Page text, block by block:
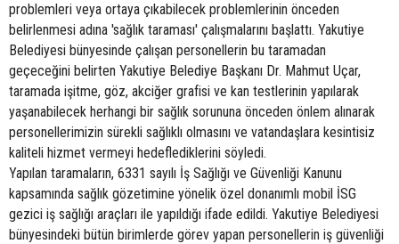
problemleri veya ortaya çıkabilecek problemlerinin önceden
belirlenmesi adına 'sağlık taraması' çalışmalarını başlattı. Yakutiye
Belediyesi bünyesinde çalışan personellerin bu taramadan
geçeceğini belirten Yakutiye Belediye Başkanı Dr. Mahmut Uçar,
taramada işitme, göz, akciğer grafisi ve kan testlerinin yapılarak
yaşanabilecek herhangi bir sağlık sorununa önceden önlem alınarak
personellerimizin sürekli sağlıklı olmasını ve vatandaşlara kesintisiz
kaliteli hizmet vermeyi hedeflediklerini söyledi.
Yapılan taramaların, 6331 sayılı İş Sağlığı ve Güvenliği Kanunu
kapsamında sağlık gözetimine yönelik özel donanımlı mobil İSG
gezici iş sağlığı araçları ile yapıldığı ifade edildi. Yakutiye Belediyesi
bünyesindeki bütün birimlerde görev yapan personellerin iş güvenliği